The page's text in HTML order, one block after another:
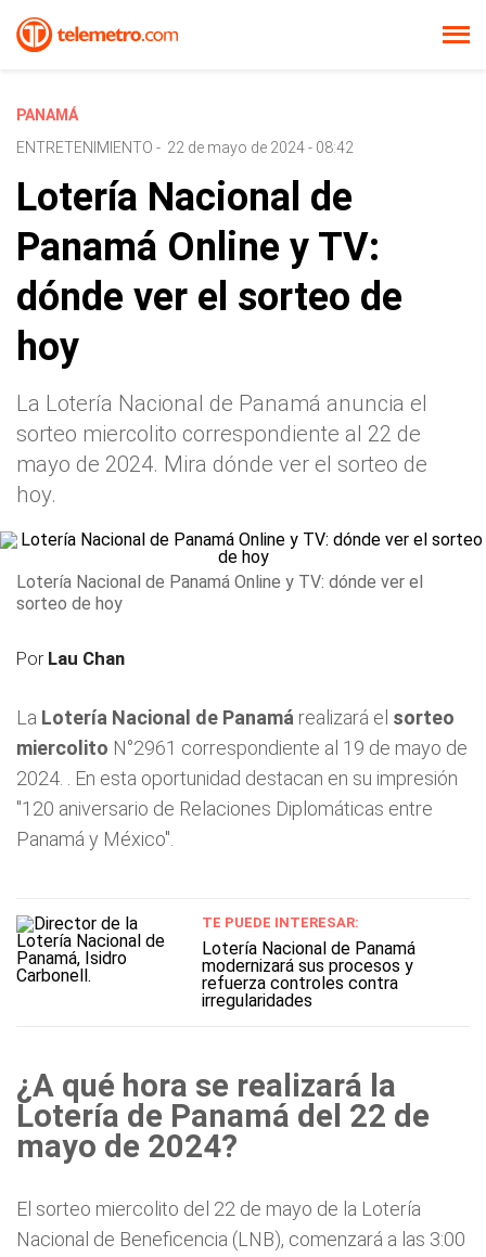
PANAMÁ
ENTRETENIMIENTO - 22 de mayo de 2024 - 08:42
Lotería Nacional de
Panamá Online y TV:
dónde ver el sorteo de
hoy
La Lotería Nacional de Panamá anuncia el
sorteo miercolito correspondiente al 22 de
mayo de 2024. Mira dónde ver el sorteo de
hoy.
Lotería Nacional de Panamá Online y TV: dónde ver el
sorteo de hoy
Por Lau Chan
La Lotería Nacional de Panamá realizará el sorteo
miercolito N°2961 correspondiente al 19 de mayo de
2024. . En esta oportunidad destacan en su impresión
"120 aniversario de Relaciones Diplomáticas entre
Panamá y México".
TE PUEDE INTERESAR:
Lotería Nacional de Panamá
modernizará sus procesos y
refuerza controles contra
irregularidades
¿A qué hora se realizará la
Lotería de Panamá del 22 de
mayo de 2024?
El sorteo miercolito del 22 de mayo de la Lotería
Nacional de Beneficencia (LNB), comenzará a las 3:00